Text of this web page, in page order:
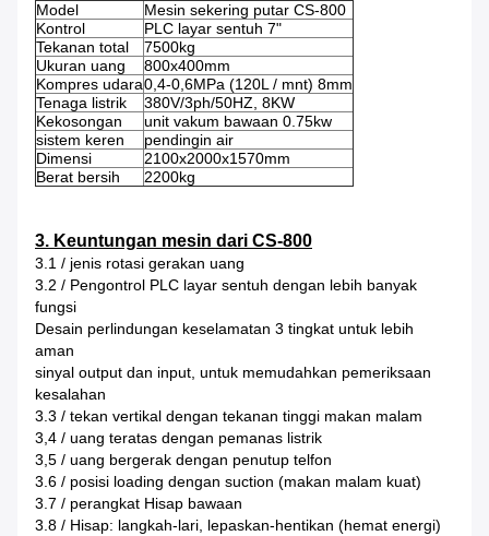
Model
Mesin sekering putar CS-800
Kontrol
PLC layar sentuh 7"
Tekanan total
7500kg
Ukuran uang
800x400mm
Kompres udara0,4-0,6MPa (120L / mnt) 8mm
Tenaga listrik
380V/3ph/50HZ, 8KW
Kekosongan
unit vakum bawaan 0.75kw
sistem keren
pendingin air
Dimensi
2100x2000x1570mm
Berat bersih
2200kg
3. Keuntungan mesin dari CS-800
3.1 / jenis rotasi gerakan uang
3.2 / Pengontrol PLC layar sentuh dengan lebih banyak
fungsi
Desain perlindungan keselamatan 3 tingkat untuk lebih
aman
sinyal output dan input, untuk memudahkan pemeriksaan
kesalahan
3.3 / tekan vertikal dengan tekanan tinggi makan malam
3,4 / uang teratas dengan pemanas listrik
3,5 / uang bergerak dengan penutup telfon
3.6 / posisi loading dengan suction (makan malam kuat)
3.7 / perangkat Hisap bawaan
3.8 / Hisap: langkah-lari, lepaskan-hentikan (hemat energi)